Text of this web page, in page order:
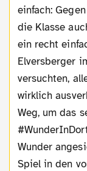
einfach:
die Klasse
ein recht
Elversberger
versuchten,
wirklich
Weg, um das
Wunder
Spiel in den